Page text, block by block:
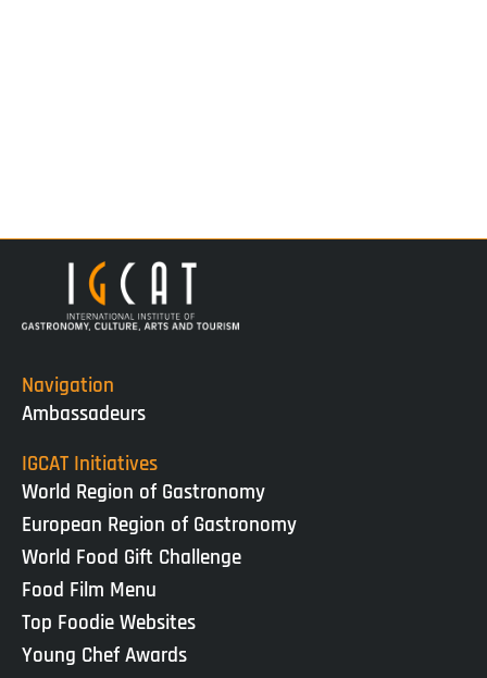
Navigation
Ambassadeurs
IGCAT Initiatives
World Region of Gastronomy
European Region of Gastronomy
World Food Gift Challenge
Food Film Menu
Top Foodie Websites
Young Chef Awards